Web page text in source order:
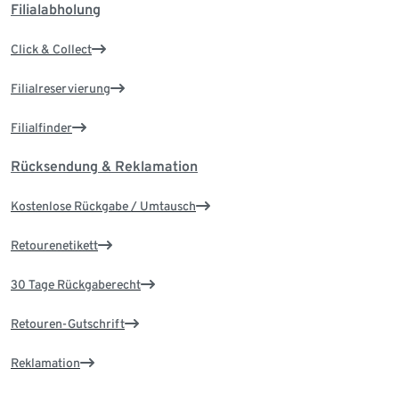
Filialabholung
Click & Collect
Filialreservierung
Filialfinder
Rücksendung & Reklamation
Kostenlose Rückgabe / Umtausch
Retourenetikett
30 Tage Rückgaberecht
Retouren-Gutschrift
Reklamation